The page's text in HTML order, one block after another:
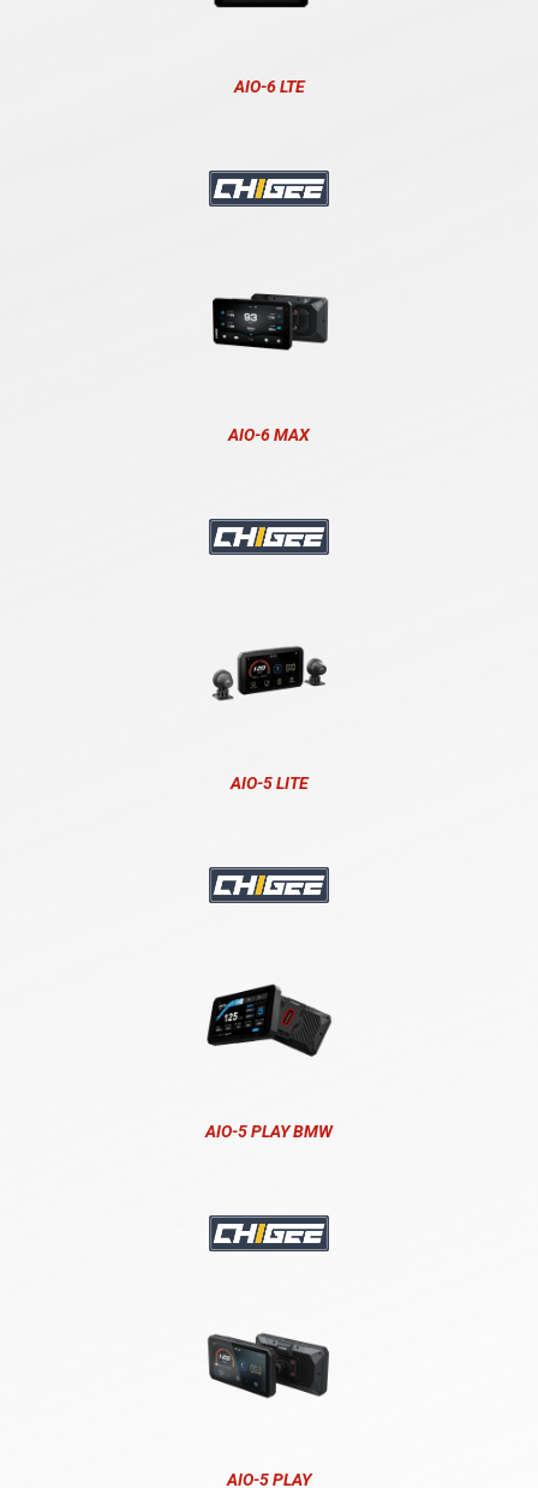
AIO-6 LTE
AIO-6 MAX
AIO-5 LITE
AIO-5 PLAY BMW
AIO-5 PLAY